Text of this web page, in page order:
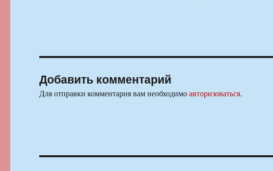
Добавить комментарий
Для отправки комментария вам необходимоавторизоваться.